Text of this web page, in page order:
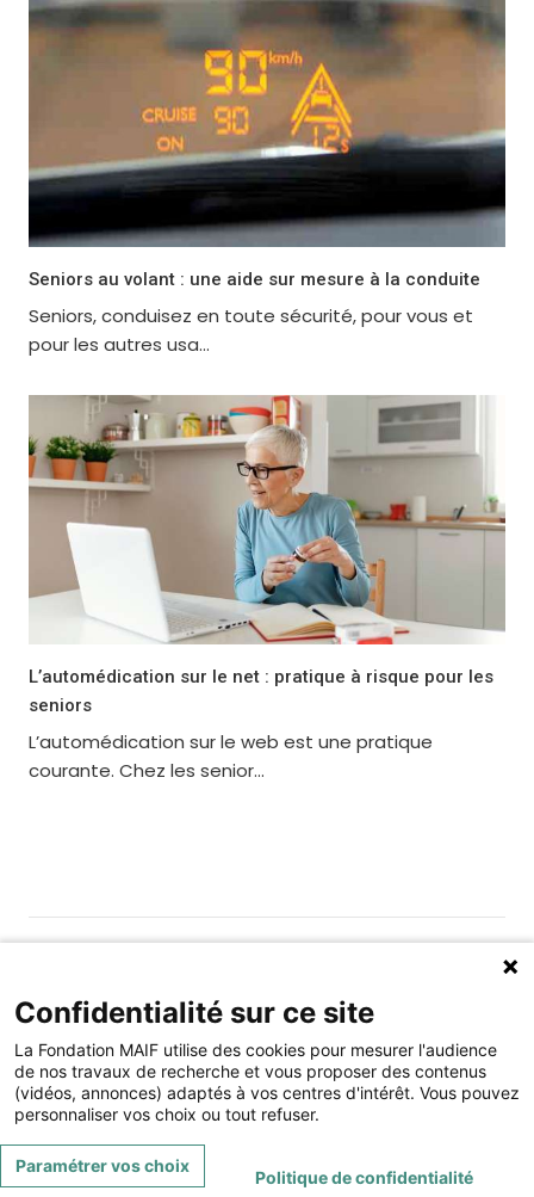
Seniors au volant : une aide sur mesure à la conduite
Seniors, conduisez en toute sécurité, pour vous et
pour les autres usa...
L’automédication sur le net : pratique à risque pour les
seniors
L’automédication sur le web est une pratique
courante. Chez les senior...
Fondation MAIF
275 rue du Stade, 79180 CHAURAY
Téléphone : 05.49.73.87.04
Contact Mentions légales
Confidentialité sur ce site
La Fondation MAIF utilise des cookies pour mesurer l'audience
de nos travaux de recherche et vous proposer des contenus
(vidéos, annonces) adaptés à vos centres d'intérêt. Vous pouvez
personnaliser vos choix ou tout refuser.
Paramétrer vos choix
Politique de confidentialité